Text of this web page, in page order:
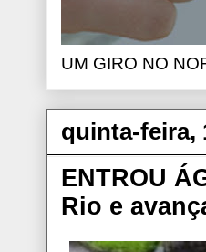
UM GIRO NO
quinta-feira,
ENTROU
Rio e